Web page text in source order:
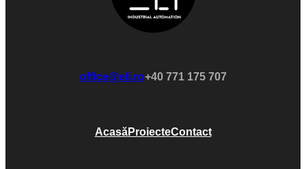
office@eli.ro+40 771 175 707
AcasăProiecteContact